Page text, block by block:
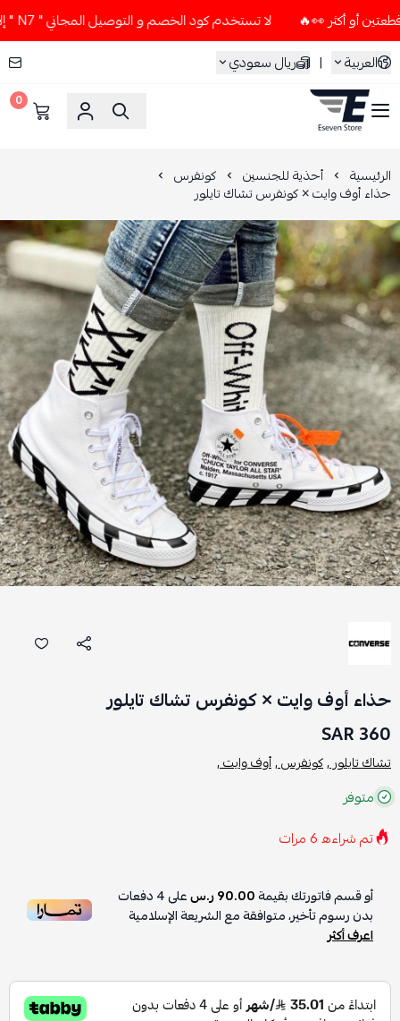
لا تستخدم كود الخصم و التوصيل المجاني " N7 " إلا إذا طلبت قطعتين أو أكثر 👀🔥
العربية
| ريال سعودي
ESEVEN STORE
0
الرئيسية أحذية للجنسين كونفرس
حذاء أوف وايت × كونفرس تشاك تايلور
حذاء أوف وايت × كونفرس تشاك تايلور
360 SAR
تشاك تايلور ,كونفرس ,أوف وايت ,
متوفر
تم شراءه6مرات
أو قسم فاتورتك بقيمة90.00 ر.س على4دفعات
بدون رسوم تأخير، متوافقة مع الشريعة الإسلامية
اعرف أكثر